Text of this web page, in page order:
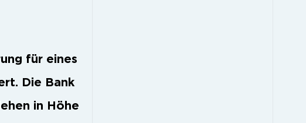
für eines
Die Bank
in Höhe